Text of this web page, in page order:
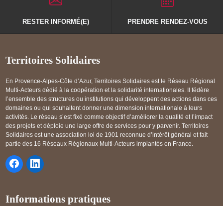
RESTER INFORMÉ(E) PRENDRE RENDEZ-VOUS
Territoires Solidaires
En Provence-Alpes-Côte d’Azur, Territoires Solidaires est le Réseau Régional
Multi-Acteurs dédié à la coopération et la solidarité internationales. Il fédère
l’ensemble des structures ou institutions qui développent des actions dans ces
domaines ou qui souhaitent donner une dimension internationale à leurs
activités. Le réseau s’est fixé comme objectif d’améliorer la qualité et l’impact
des projets et déploie une large offre de services pour y parvenir. Territoires
Solidaires est une association loi de 1901 reconnue d’intérêt général et fait
partie des 16 Réseaux Régionaux Multi-Acteurs implantés en France.
Informations pratiques